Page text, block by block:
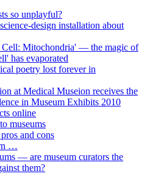
so unplayful?
design installation about
Mitochondria' — the magic of
has evaporated
poetry lost forever in
at Medical Museion receives the
in Museum Exhibits 2010
online
museums
and cons
…
— are museum curators the
them?